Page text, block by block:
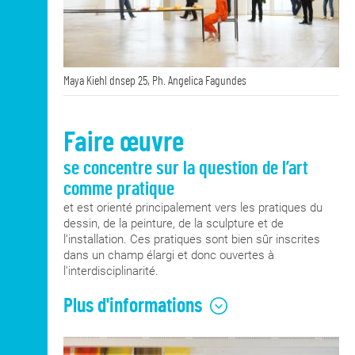
fiction narrative, des possibles du montage, du
collage, de la reprise, du détournement et des
Ce parcours donne aux étudiant·es les moyens
pratiques et théoriques de réalisation de leurs
en vidéo, peinture, photographie, dessin,
sculpture-installation et tout autres moyens. Ils
interrogent la présence de ces formes entre
dispositif(s) et projection(s).
Équipe enseignante : Claire Maugeais
coordination, Théodora Barat, Damien
Cadio, Georges-Albert Kisfaludi, Christophe
Atabekian, Véronique Giroud et Véronique
Terrier-Hermann
Maya Kiehl dnsep 25, Ph. Angelica Fagundes
Faire œuvre
se concentre sur la question de l’art
comme pratique
et est orienté principalement vers les pratiques du
dessin, de la peinture, de la sculpture et de
l’installation. Ces pratiques sont bien sûr inscrites
dans un champ élargi et donc ouvertes à
l'interdisciplinarité.
Plus d'informations